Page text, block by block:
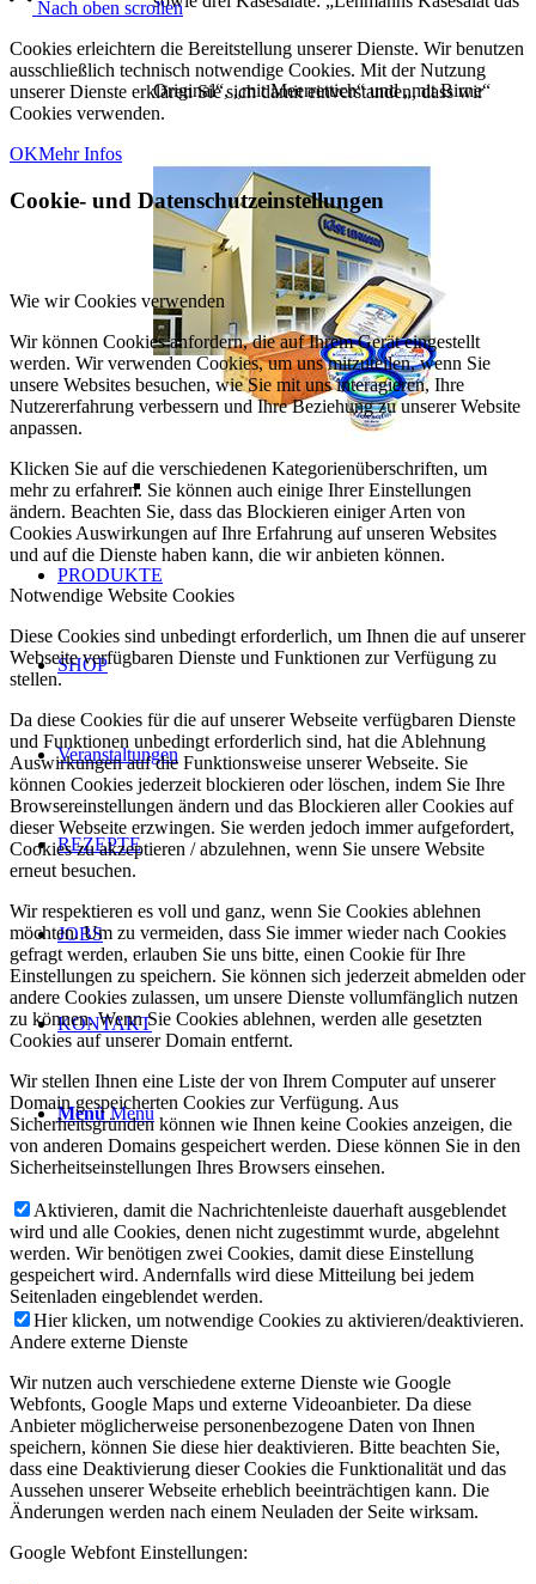
Original“, „mit Meerrettich“ und „mit Birne“
PRODUKTE
SHOP
Veranstaltungen
REZEPTE
JOBS
KONTAKT
Menü Menü
Nach oben scrollen
Cookies erleichtern die Bereitstellung unserer Dienste. Wir benutzen
ausschließlich technisch notwendige Cookies. Mit der Nutzung
unserer Dienste erklären Sie sich damit einverstanden, dass wir
Cookies verwenden.
OKMehr Infos
Cookie- und Datenschutzeinstellungen
Wie wir Cookies verwenden
Wir können Cookies anfordern, die auf Ihrem Gerät eingestellt
werden. Wir verwenden Cookies, um uns mitzuteilen, wenn Sie
unsere Websites besuchen, wie Sie mit uns interagieren, Ihre
Nutzererfahrung verbessern und Ihre Beziehung zu unserer Website
anpassen.
Klicken Sie auf die verschiedenen Kategorienüberschriften, um
mehr zu erfahren. Sie können auch einige Ihrer Einstellungen
ändern. Beachten Sie, dass das Blockieren einiger Arten von
Cookies Auswirkungen auf Ihre Erfahrung auf unseren Websites
und auf die Dienste haben kann, die wir anbieten können.
Notwendige Website Cookies
Diese Cookies sind unbedingt erforderlich, um Ihnen die auf unserer
Webseite verfügbaren Dienste und Funktionen zur Verfügung zu
stellen.
Da diese Cookies für die auf unserer Webseite verfügbaren Dienste
und Funktionen unbedingt erforderlich sind, hat die Ablehnung
Auswirkungen auf die Funktionsweise unserer Webseite. Sie
können Cookies jederzeit blockieren oder löschen, indem Sie Ihre
Browsereinstellungen ändern und das Blockieren aller Cookies auf
dieser Webseite erzwingen. Sie werden jedoch immer aufgefordert,
Cookies zu akzeptieren / abzulehnen, wenn Sie unsere Website
erneut besuchen.
Wir respektieren es voll und ganz, wenn Sie Cookies ablehnen
möchten. Um zu vermeiden, dass Sie immer wieder nach Cookies
gefragt werden, erlauben Sie uns bitte, einen Cookie für Ihre
Einstellungen zu speichern. Sie können sich jederzeit abmelden oder
andere Cookies zulassen, um unsere Dienste vollumfänglich nutzen
zu können. Wenn Sie Cookies ablehnen, werden alle gesetzten
Cookies auf unserer Domain entfernt.
Wir stellen Ihnen eine Liste der von Ihrem Computer auf unserer
Domain gespeicherten Cookies zur Verfügung. Aus
Sicherheitsgründen können wie Ihnen keine Cookies anzeigen, die
von anderen Domains gespeichert werden. Diese können Sie in den
Sicherheitseinstellungen Ihres Browsers einsehen.
Aktivieren, damit die Nachrichtenleiste dauerhaft ausgeblendet
wird und alle Cookies, denen nicht zugestimmt wurde, abgelehnt
werden. Wir benötigen zwei Cookies, damit diese Einstellung
gespeichert wird. Andernfalls wird diese Mitteilung bei jedem
Seitenladen eingeblendet werden.
Hier klicken, um notwendige Cookies zu aktivieren/deaktivieren.
Andere externe Dienste
Wir nutzen auch verschiedene externe Dienste wie Google
Webfonts, Google Maps und externe Videoanbieter. Da diese
Anbieter möglicherweise personenbezogene Daten von Ihnen
speichern, können Sie diese hier deaktivieren. Bitte beachten Sie,
dass eine Deaktivierung dieser Cookies die Funktionalität und das
Aussehen unserer Webseite erheblich beeinträchtigen kann. Die
Änderungen werden nach einem Neuladen der Seite wirksam.
Google Webfont Einstellungen: